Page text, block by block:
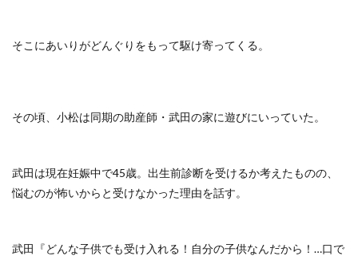
そこにあいりがどんぐりをもって駆け寄ってくる。
その頃、小松は同期の助産師・武田の家に遊びにいっていた。
武田は現在妊娠中で45歳。出生前診断を受けるか考えたものの、
悩むのが怖いからと受けなかった理由を話す。
武田『どんな子供でも受け入れる！自分の子供なんだから！…口で